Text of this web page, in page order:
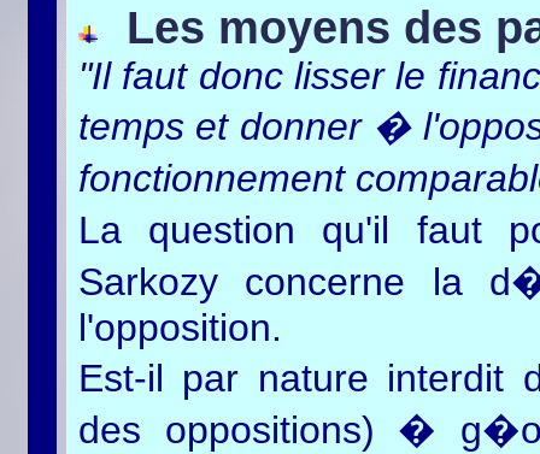
Les moyens des
"Il faut donc lisser le
temps et donner �
fonctionnement
La question qu'il faut
Sarkozy concerne la
l'opposition.
Est-il par nature interdit
des oppositions) �